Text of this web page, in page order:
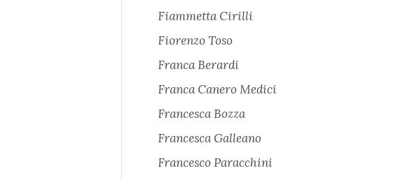
Fiammetta Cirilli
Fiorenzo Toso
Franca Berardi
Franca Canero Medici
Francesca Bozza
Francesca Galleano
Francesco Paracchini